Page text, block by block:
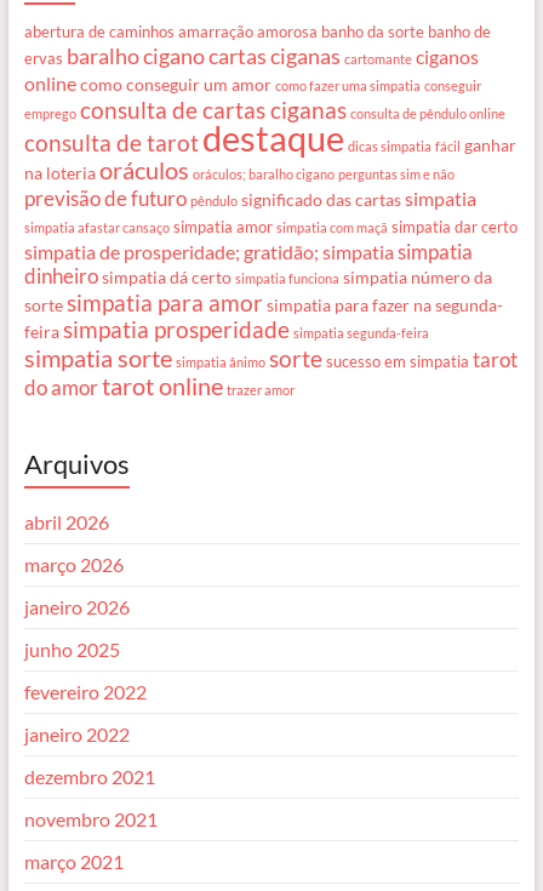
abertura de caminhos amarração amorosa banho da sorte banho de
ervas baralho ciganocartas ciganas cartomante ciganos
onlinecomo conseguir um amor como fazer uma simpatia conseguir
emprego consulta de cartas ciganas consulta de pêndulo online
consulta de tarotdestaque dicas simpatia fácil ganhar
na loteriaoráculos oráculos; baralho cigano perguntas sim e não
previsão de futuro pêndulo significado das cartassimpatia
simpatia afastar cansaço simpatia amor simpatia com maçã simpatia dar certo
simpatia de prosperidade; gratidão; simpatia simpatia
dinheirosimpatia dá certo simpatia funciona simpatia número da
sortesimpatia para amor simpatia para fazer na segunda-
feirasimpatia prosperidade simpatia segunda-feira
simpatia sorte simpatia ânimo sorte sucesso em simpatia tarot
do amortarot online trazer amor
Arquivos
abril 2026
março 2026
janeiro 2026
junho 2025
fevereiro 2022
janeiro 2022
dezembro 2021
novembro 2021
março 2021